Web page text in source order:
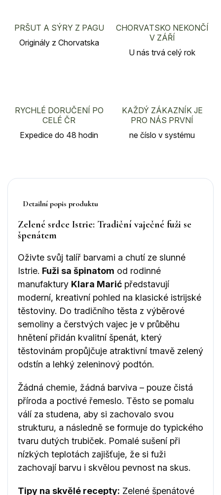
PRŠUT A SÝRY Z PAGU
Originály z Chorvatska
CHORVATSKO NEKONČÍ
V ZÁŘÍ
U nás trvá celý rok
RYCHLÉ DORUČENÍ PO
CELÉ ČR
Expedice do 48 hodin
KAŽDÝ ZÁKAZNÍK JE
PRO NÁS PRVNÍ
ne číslo v systému
Detailní popis produktu
Zelené srdce Istrie: Tradiční vaječné fuži se
špenátem
Oživte svůj talíř barvami a chutí ze slunné
Istrie. Fuži sa špinatom od rodinné
manufaktury Klara Marić představují
moderní, kreativní pohled na klasické istrijské
těstoviny. Do tradičního těsta z výběrové
semoliny a čerstvých vajec je v průběhu
hnětení přidán kvalitní špenát, který
těstovinám propůjčuje atraktivní tmavě zelený
odstín a lehký zeleninový podtón.
Žádná chemie, žádná barviva – pouze čistá
příroda a poctivé řemeslo. Těsto se pomalu
válí za studena, aby si zachovalo svou
strukturu, a následně se formuje do typického
tvaru dutých trubiček. Pomalé sušení při
nízkých teplotách zajišťuje, že si fuži
zachovají barvu i skvělou pevnost na skus.
Tipy na skvělé recepty: Zelené špenátové